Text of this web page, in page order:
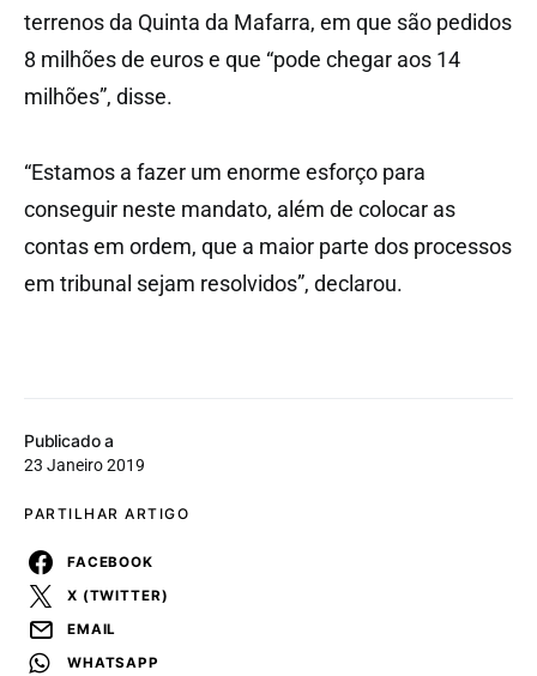
Publicado a
23 Janeiro 2019
PARTILHAR ARTIGO
FACEBOOK
X (TWITTER)
EMAIL
WHATSAPP
terrenos da Quinta da Mafarra, em que são pedidos
8 milhões de euros e que “pode chegar aos 14
milhões”, disse.
“Estamos a fazer um enorme esforço para
conseguir neste mandato, além de colocar as
contas em ordem, que a maior parte dos processos
em tribunal sejam resolvidos”, declarou.